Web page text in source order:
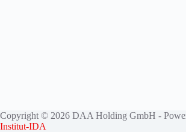
Copyright © 2026 DAA Holding GmbH -
Institut-IDA